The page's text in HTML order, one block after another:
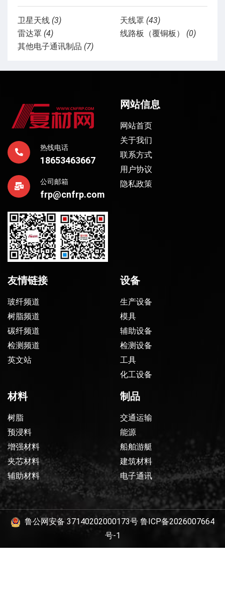
卫星天线 (3) 天线罩 (43)
雷达罩 (4) 线路板（覆铜板）
(0)
其他电子通讯制品 (7)
热线电话
18653463667
公司邮箱
frp@cnfrp.com
网站信息
网站首页
关于我们
联系方式
用户协议
隐私政策
友情链接
玻纤频道
树脂频道
碳纤频道
检测频道
英文站
设备
生产设备
模具
辅助设备
检测设备
工具
化工设备
材料
树脂
预浸料
增强材料
夹芯材料
辅助材料
制品
交通运输
能源
船舶游艇
建筑材料
电子通讯
鲁公网安备 37140202000173号 鲁ICP备2026007664
号-1